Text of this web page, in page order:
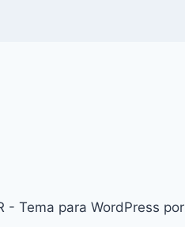
Tema para WordPress por